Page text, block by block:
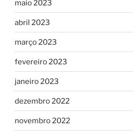
maio 2023
abril 2023
março 2023
fevereiro 2023
janeiro 2023
dezembro 2022
novembro 2022